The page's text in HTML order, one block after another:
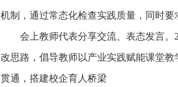
机制，通过常态化检查实践质量，同时要
会上教师代表分享交流、表态发言。
改思路，倡导教师以产业实践赋能课堂
贯通，搭建校企育人桥梁